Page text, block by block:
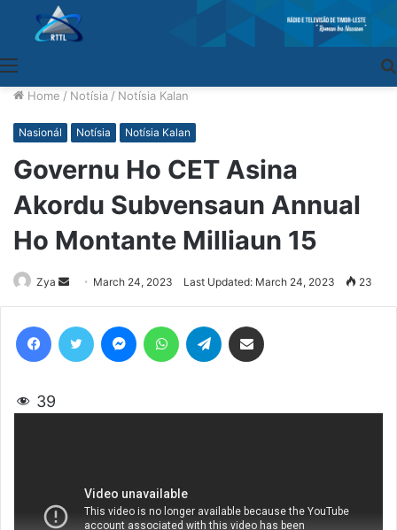
Home / Notísia / Notísia Kalan
Nasionál Notísia Notísia Kalan
Governu Ho CET Asina
Akordu Subvensaun Annual
Ho Montante Milliaun 15
Zya
Send
an
email
March 24, 2023 Last Updated: March 24, 2023 23
39